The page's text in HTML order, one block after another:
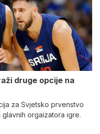
druge opcije na
za Svjetsko prvenstvo
orgaizatora igre.